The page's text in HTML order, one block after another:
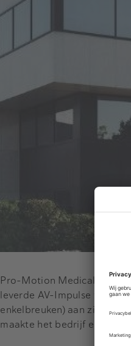
Pro-Motion Medical is
leverde AV-Impulse
enkelbreuken) aan
maakte het bedrijf een